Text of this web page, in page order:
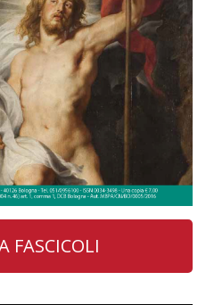
FASCICOLI